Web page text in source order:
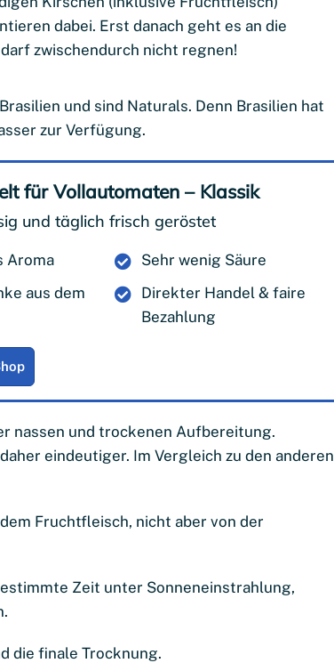
dabei. Erst danach geht es an die
zwischendurch nicht regnen!
und sind Naturals. Denn Brasilien hat
zur Verfügung.
für Vollautomaten – Klassik
und täglich frisch geröstet
Aroma
aus dem
Sehr wenig Säure
Direkter Handel & faire
Bezahlung
nassen und trockenen Aufbereitung.
eindeutiger. Im Vergleich zu den anderen
Fruchtfleisch, nicht aber von der
Zeit unter Sonneneinstrahlung,
die finale Trocknung.